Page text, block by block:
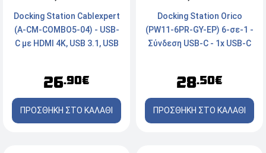
Docking Station Cablexpert
(A-CM-COMBO5-04) - USB-
C με HDMI 4K, USB 3.1, USB
26.90€
ΠΡΟΣΘΗΚΗ ΣΤΟ ΚΑΛΑΘΙ
Docking Station Orico
(PW11-6PR-GY-EP) 6-σε-1 -
Σύνδεση USB-C - 1x USB-C
28.50€
ΠΡΟΣΘΗΚΗ ΣΤΟ ΚΑΛΑΘΙ